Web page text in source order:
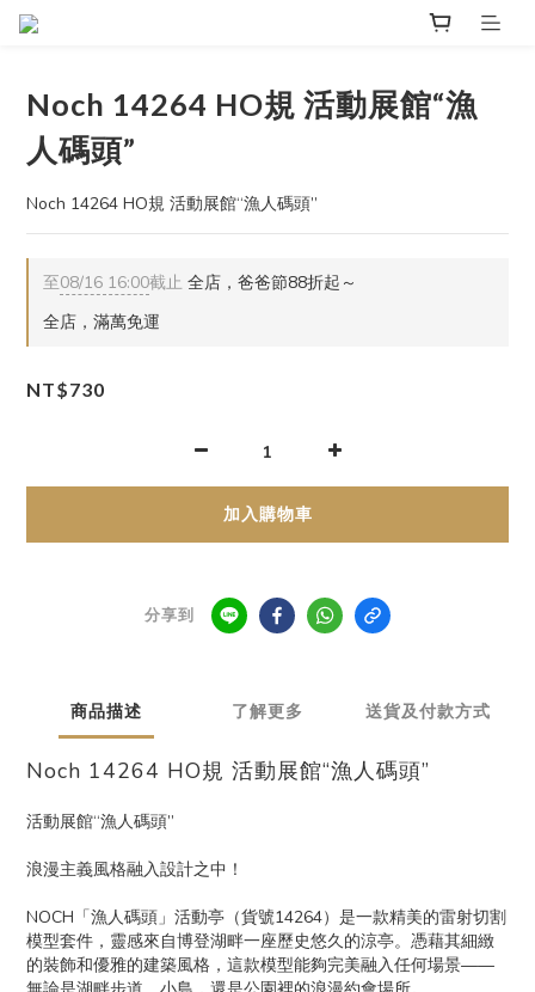
Noch 14264 HO規 活動展館“漁
人碼頭”
Noch 14264 HO規 活動展館“漁人碼頭”
至08/16 16:00截止 全店，爸爸節88折起～
全店，滿萬免運
NT$730
加入購物車
分享到
商品描述 了解更多 送貨及付款方式
Noch 14264 HO規 活動展館“漁人碼頭”
活動展館“漁人碼頭”
浪漫主義風格融入設計之中！
NOCH「漁人碼頭」活動亭（貨號14264）是一款精美的雷射切割
模型套件，靈感來自博登湖畔一座歷史悠久的涼亭。憑藉其細緻
的裝飾和優雅的建築風格，這款模型能夠完美融入任何場景——